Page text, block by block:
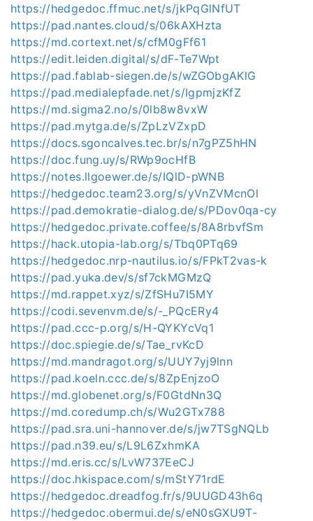
https://hedgedoc.ffmuc.net/s/jkPqGlNfUT
https://pad.nantes.cloud/s/06kAXHzta
https://md.cortext.net/s/cfM0gFf61
https://edit.leiden.digital/s/dF-Te7Wpt
https://pad.fablab-siegen.de/s/wZGObgAKlG
https://pad.medialepfade.net/s/IgpmjzKfZ
https://md.sigma2.no/s/0lb8w8vxW
https://pad.mytga.de/s/ZpLzVZxpD
https://docs.sgoncalves.tec.br/s/n7gPZ5hHN
https://doc.fung.uy/s/RWp9ocHfB
https://notes.llgoewer.de/s/IQlD-pWNB
https://hedgedoc.team23.org/s/yVnZVMcnOl
https://pad.demokratie-dialog.de/s/PDov0qa-cy
https://hedgedoc.private.coffee/s/8A8rbvfSm
https://hack.utopia-lab.org/s/Tbq0PTq69
https://hedgedoc.nrp-nautilus.io/s/FPkT2vas-k
https://pad.yuka.dev/s/sf7ckMGMzQ
https://md.rappet.xyz/s/ZfSHu7I5MY
https://codi.sevenvm.de/s/-_PQcERy4
https://pad.ccc-p.org/s/H-QYKYcVq1
https://doc.spiegie.de/s/Tae_rvKcD
https://md.mandragot.org/s/UUY7yj9lnn
https://pad.koeln.ccc.de/s/8ZpEnjzoO
https://md.globenet.org/s/F0GtdNn3Q
https://md.coredump.ch/s/Wu2GTx788
https://pad.sra.uni-hannover.de/s/jw7TSgNQLb
https://pad.n39.eu/s/L9L6ZxhmKA
https://md.eris.cc/s/LvW737EeCJ
https://doc.hkispace.com/s/mStY71rdE
https://hedgedoc.dreadfog.fr/s/9UUGD43h6q
https://hedgedoc.obermui.de/s/eN0sGXU9T-